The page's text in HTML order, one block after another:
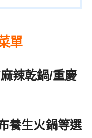
單
辣乾鍋/重慶
養生火鍋等選